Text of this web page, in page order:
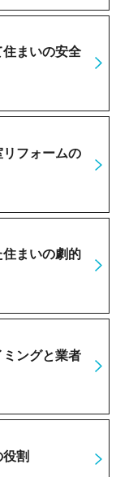
まいの安全
フォームの
まいの劇的
ングと業者
割